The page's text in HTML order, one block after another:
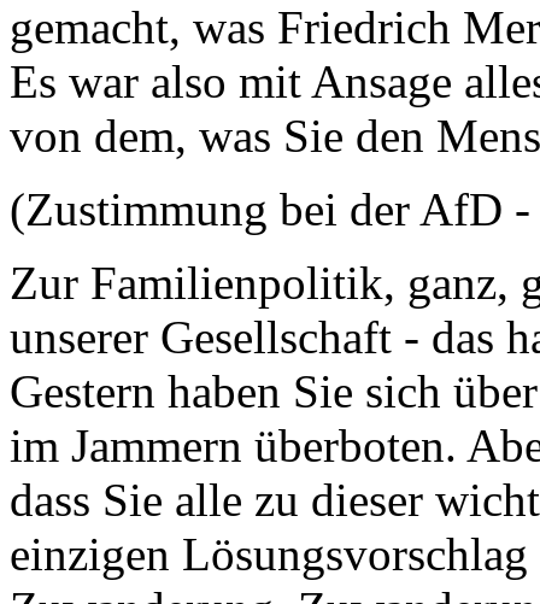
gemacht, was Friedrich
Es war also mit Ansage
von dem, was Sie den
(Zustimmung bei der AfD
Zur Familienpolitik, ganz,
unserer Gesellschaft - das
Gestern haben Sie sich
im Jammern überboten.
dass Sie alle zu dieser
einzigen